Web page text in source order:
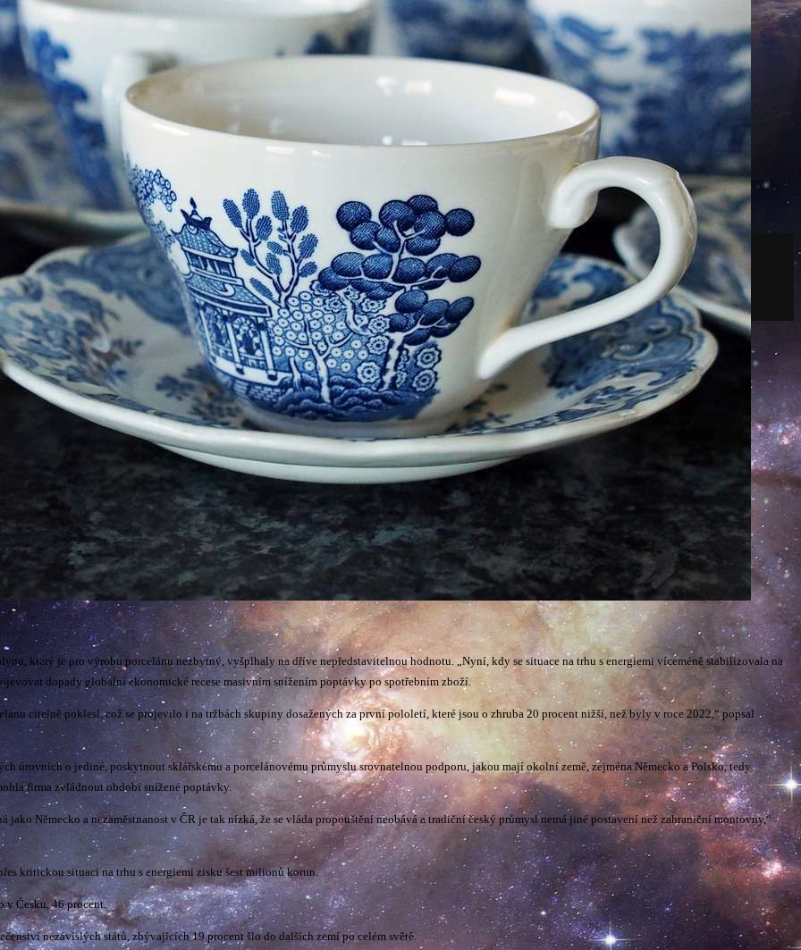
který je pro výrobu porcelánu nezbytný, vyšplhaly na dříve nepředstavitelnou hodnotu. „Nyní, kdy se situace na trhu s energiemi víceméně stabilizovala na
dopady globální ekonomické recese masivním snížením poptávky po spotřebním zboží.
citelně poklesl, což se projevilo i na tržbách skupiny dosažených za první pololetí, které jsou o zhruba 20 procent nižší, než byly v roce 2022,“ popsal
úrovních o jediné, poskytnout sklářskému a porcelánovému průmyslu srovnatelnou podporu, jakou mají okolní země, zejména Německo a Polsko, tedy
firma zvládnout období snížené poptávky.
Německo a nezaměstnanost v ČR je tak nízká, že se vláda propouštění neobává a tradiční český průmysl nemá jiné postavení než zahraniční montovny,“
kritickou situaci na trhu s energiemi zisku šest milionů korun.
v Česku, 46 procent.
nezávislých států, zbývajících 19 procent šlo do dalších zemí po celém světě.